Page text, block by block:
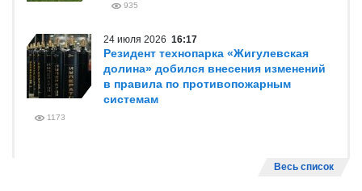
935
24 июля 2026 16:17
Резидент технопарка «Жигулевская
долина» добился внесения изменений
в правила по противопожарным
системам
1173
Весь список